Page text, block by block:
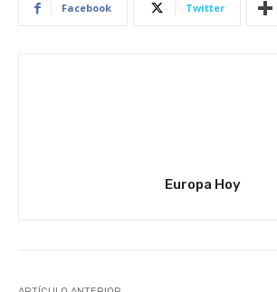
Facebook Twitter
Europa Hoy